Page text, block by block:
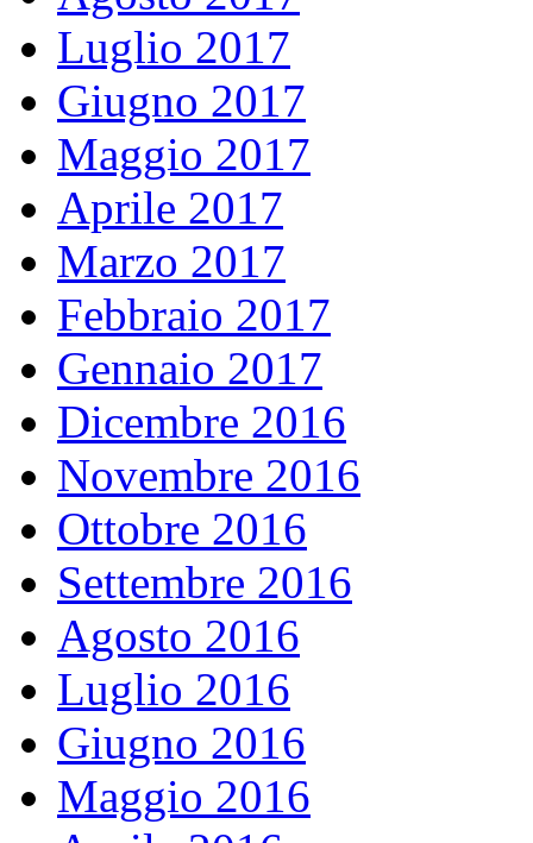
Luglio 2017
Giugno 2017
Maggio 2017
Aprile 2017
Marzo 2017
Febbraio 2017
Gennaio 2017
Dicembre 2016
Novembre 2016
Ottobre 2016
Settembre 2016
Agosto 2016
Luglio 2016
Giugno 2016
Maggio 2016